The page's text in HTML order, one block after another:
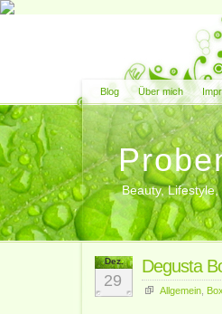
Blog Über mich
Beauty,
Dez.
29
Degusta
Allgemein